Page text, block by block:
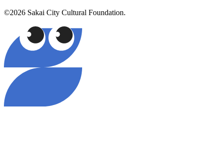
©2026 Sakai City Cultural Foundation.